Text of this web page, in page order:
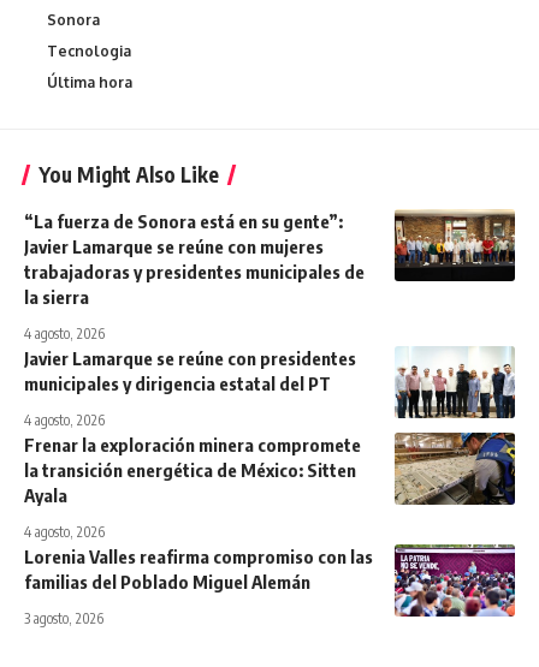
Sonora
Tecnologia
Última hora
You Might Also Like
“La fuerza de Sonora está en su gente”:
Javier Lamarque se reúne con mujeres
trabajadoras y presidentes municipales de
la sierra
4 agosto, 2026
Javier Lamarque se reúne con presidentes
municipales y dirigencia estatal del PT
4 agosto, 2026
Frenar la exploración minera compromete
la transición energética de México: Sitten
Ayala
4 agosto, 2026
Lorenia Valles reafirma compromiso con las
familias del Poblado Miguel Alemán
3 agosto, 2026